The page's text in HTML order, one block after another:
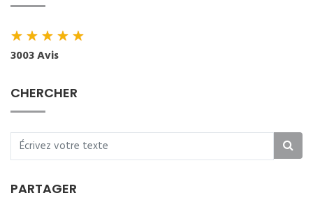
★★★★★
3003 Avis
CHERCHER
PARTAGER